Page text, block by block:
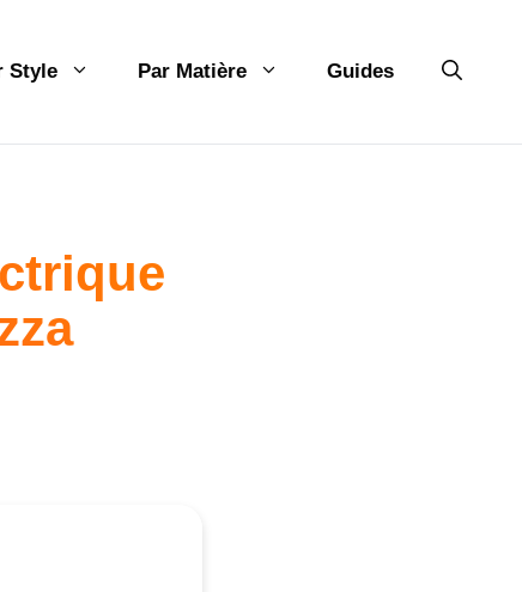
Style Par Matière Guides